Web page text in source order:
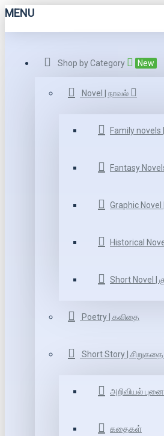
MENU
Shop by Category New
Novel | நாவல்
Family novels
Fantasy
Graphic Novel
Historical
Short Novel |
Poetry | கவிதை
Short Story | சிறுகதை
அறிவியல்
கதைகள்